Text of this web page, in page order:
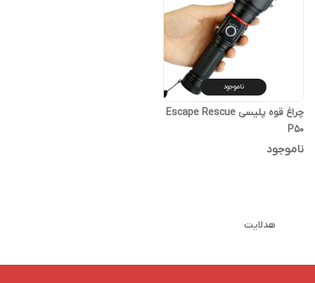
ناموجود
چراغ قوه پلیسی Escape Rescue
P50
ناموجود
هدلایت